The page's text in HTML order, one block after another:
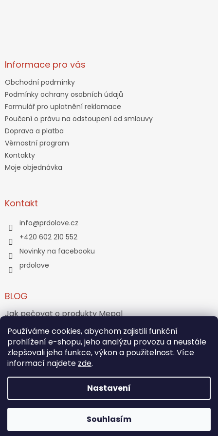
Používáme cookies, abychom zajistili funkční
prohlížení e-shopu, jeho analýzu provozu a neustále
zlepšovali jeho funkce, výkon a použitelnost. Více
informací najdete zde.
Nastavení
Souhlasím
Informace pro vás
Obchodní podmínky
Podmínky ochrany osobních údajů
Formulář pro uplatnění reklamace
Poučení o právu na odstoupení od smlouvy
Doprava a platba
Věrnostní program
Kontakty
Moje objednávka
Kontakt
info@prdolove.cz
+420 602 210 552
Novinky na facebooku
prdolove
BLOG
Jak pečovat o produkty Mepal
Jak vznikl medvídek Teddy Bear?
ARCHIV
Vytvořil Shoptet
PRĎOLOVÉ. Všechna práva vyhrazena.